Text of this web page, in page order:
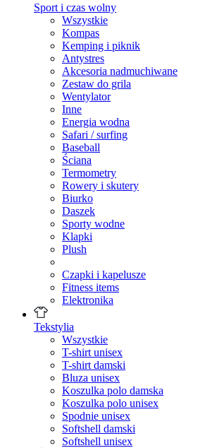
Sport i czas wolny
Wszystkie
Kompas
Kemping i piknik
Antystres
Akcesoria nadmuchiwane
Zestaw do grila
Wentylator
Inne
Energia wodna
Safari / surfing
Baseball
Ściana
Termometry
Rowery i skutery
Biurko
Daszek
Sporty wodne
Klapki
Plush
Czapki i kapelusze
Fitness items
Elektronika
Tekstylia
Wszystkie
T-shirt unisex
T-shirt damski
Bluza unisex
Koszulka polo damska
Koszulka polo unisex
Spodnie unisex
Softshell damski
Softshell unisex